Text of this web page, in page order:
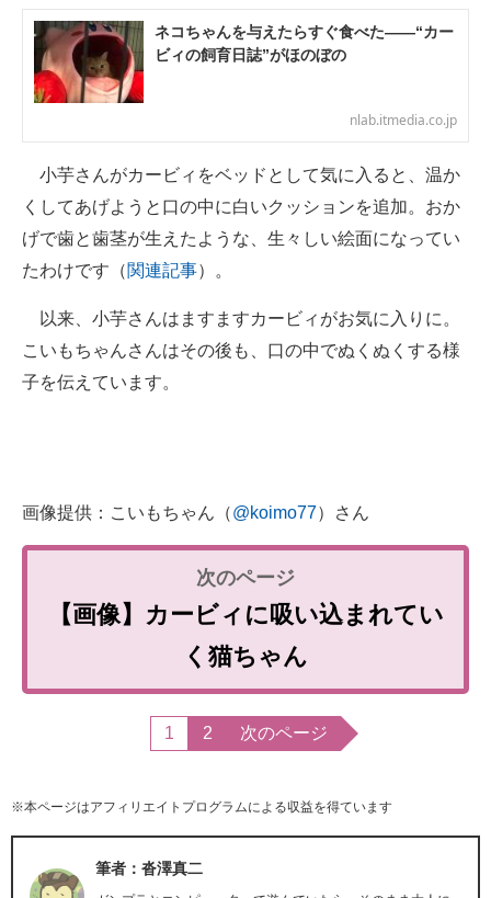
ネコちゃんを与えたらすぐ食べた――“カー
ビィの飼育日誌”がほのぼの
nlab.itmedia.co.jp
小芋さんがカービィをベッドとして気に入ると、温か
くしてあげようと口の中に白いクッションを追加。おか
げで歯と歯茎が生えたような、生々しい絵面になってい
たわけです（関連記事）。
以来、小芋さんはますますカービィがお気に入りに。
こいもちゃんさんはその後も、口の中でぬくぬくする様
子を伝えています。
画像提供：こいもちゃん（@koimo77）さん
【画像】カービィに吸い込まれてい
く猫ちゃん
1 2 次のページ
※本ページはアフィリエイトプログラムによる収益を得ています
筆者：沓澤真二